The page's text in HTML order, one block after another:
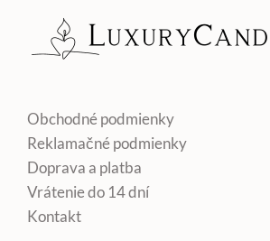
Obchodné podmienky
Reklamačné podmienky
Doprava a platba
Vrátenie do 14 dní
Kontakt